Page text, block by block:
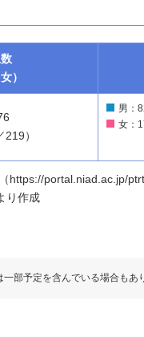
）
219）
男：
女：
https://portal.niad.ac.jp/
り作成
部予定を含んでいる場合もあ